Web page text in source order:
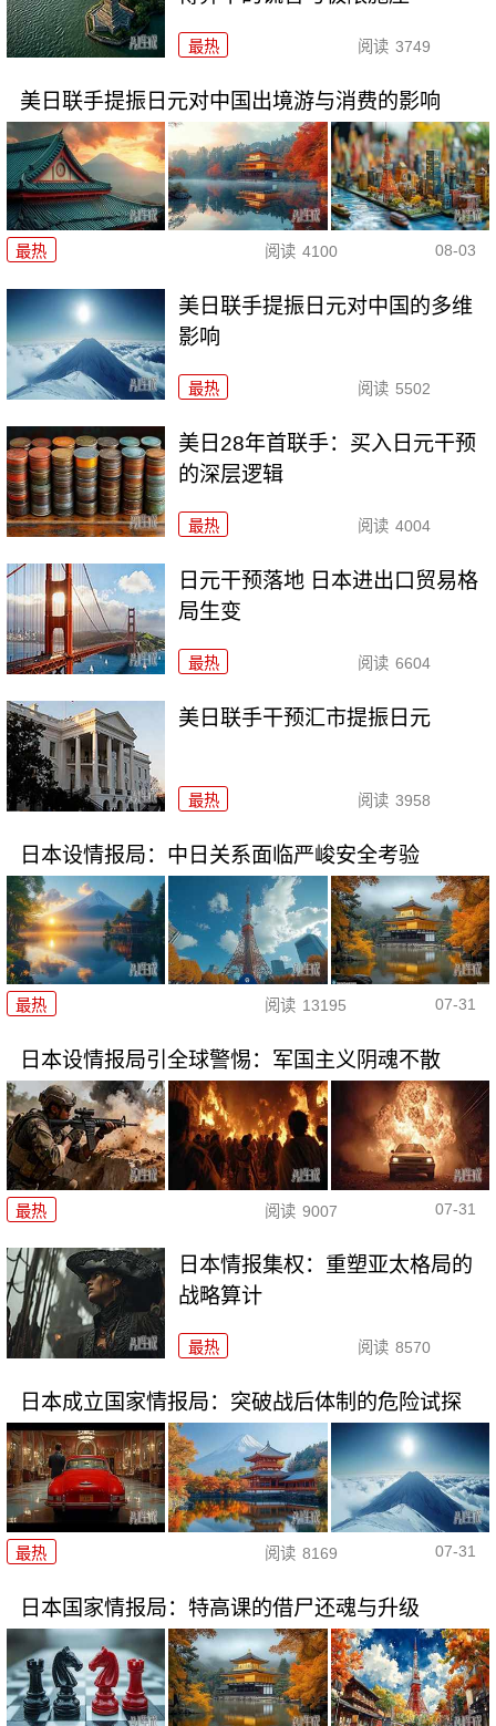
最热 阅读 3749
美日联手提振日元对中国出境游与消费的影响
最热 阅读 4100 08-03
美日联手提振日元对中国的多维
影响
最热 阅读 5502
美日28年首联手：买入日元干预
的深层逻辑
最热 阅读 4004
日元干预落地 日本进出口贸易格
局生变
最热 阅读 6604
美日联手干预汇市提振日元
最热 阅读 3958
日本设情报局：中日关系面临严峻安全考验
最热 阅读 13195 07-31
日本设情报局引全球警惕：军国主义阴魂不散
最热 阅读 9007 07-31
日本情报集权：重塑亚太格局的
战略算计
最热 阅读 8570
日本成立国家情报局：突破战后体制的危险试探
最热 阅读 8169 07-31
日本国家情报局：特高课的借尸还魂与升级